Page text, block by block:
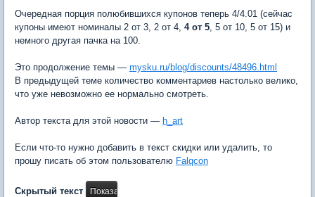
Очередная порция полюбившихся купонов теперь 4/4.01 (сейчас
купоны имеют номиналы 2 от 3, 2 от 4, 4 от 5, 5 от 10, 5 от 15) и
немного другая пачка на 100.
Это продолжение темы — mysku.ru/blog/discounts/48496.html
В предыдущей теме количество комментариев настолько велико,
что уже невозможно ее нормально смотреть.
Автор текста для этой новости — h_art
Если что-то нужно добавить в текст скидки или удалить, то
прошу писать об этом пользователю Falqcon
Скрытый текст